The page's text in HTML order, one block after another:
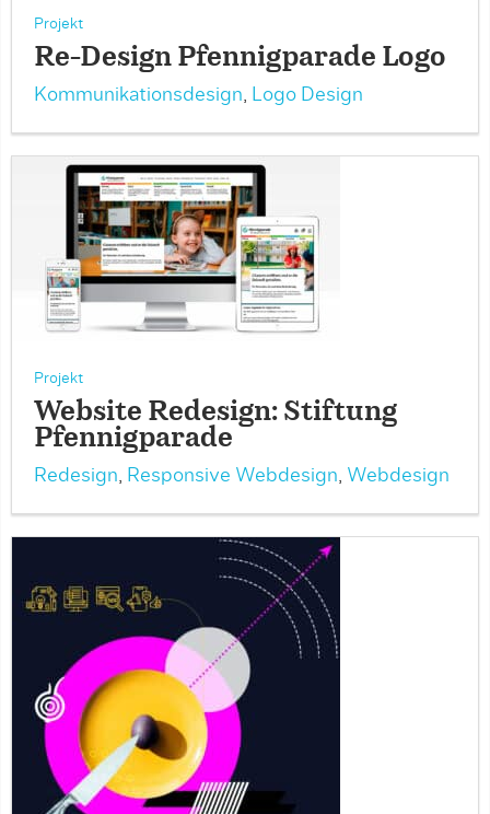
Projekt
Re-Design Pfennigparade Logo
Kommunikationsdesign, Logo Design
Projekt
Website Redesign: Stiftung
Pfennigparade
Redesign, Responsive Webdesign, Webdesign